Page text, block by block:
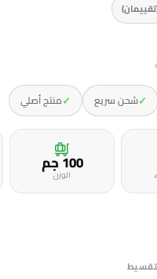
✓شحن سريع ✓منتج أصلي
100 جمالوزن